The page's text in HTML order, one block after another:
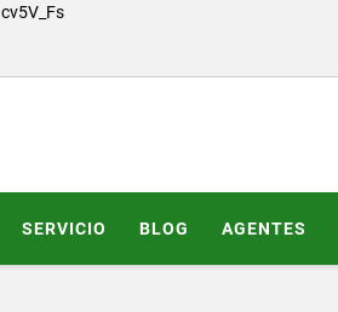
SERVICIO BLOG AGENTES